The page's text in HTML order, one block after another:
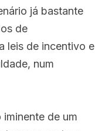
já bastante
de
leis de incentivo e
num
de um